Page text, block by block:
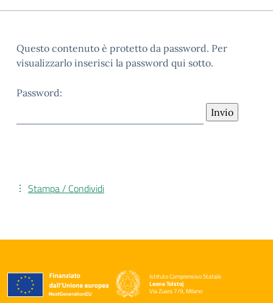
Questo contenuto è protetto da password. Per
visualizzarlo inserisci la password qui sotto.
Password:
Stampa / Condividi
Istituto Comprensivo Statale
Leone Tolstoj
Via Zuara 7/9, Milano
— Visita la pagina iniziale della scuola